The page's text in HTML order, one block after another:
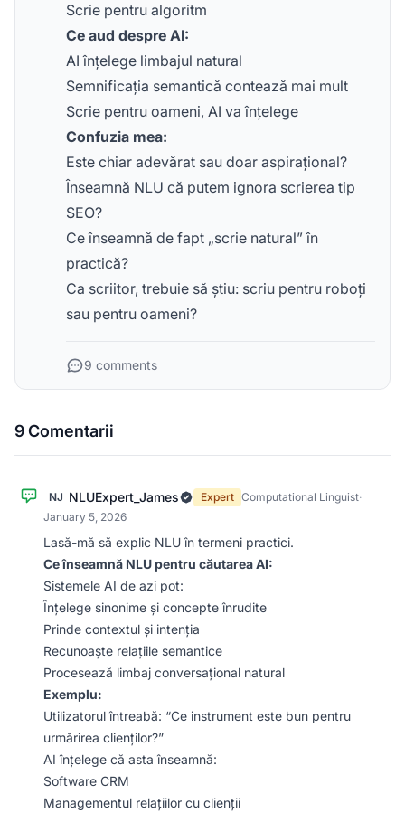
Scrie pentru algoritm
Ce aud despre AI:
AI înțelege limbajul natural
Semnificația semantică contează mai mult
Scrie pentru oameni, AI va înțelege
Confuzia mea:
Este chiar adevărat sau doar aspirațional?
Înseamnă NLU că putem ignora scrierea tip
SEO?
Ce înseamnă de fapt „scrie natural” în
practică?
Ca scriitor, trebuie să știu: scriu pentru roboți
sau pentru oameni?
9 comments
9 Comentarii
NJ NLUExpert_James Expert Computational Linguist·
January 5, 2026
Lasă-mă să explic NLU în termeni practici.
Ce înseamnă NLU pentru căutarea AI:
Sistemele AI de azi pot:
Înțelege sinonime și concepte înrudite
Prinde contextul și intenția
Recunoaște relațiile semantice
Procesează limbaj conversațional natural
Exemplu:
Utilizatorul întreabă: “Ce instrument este bun pentru
urmărirea clienților?”
AI înțelege că asta înseamnă:
Software CRM
Managementul relațiilor cu clienții